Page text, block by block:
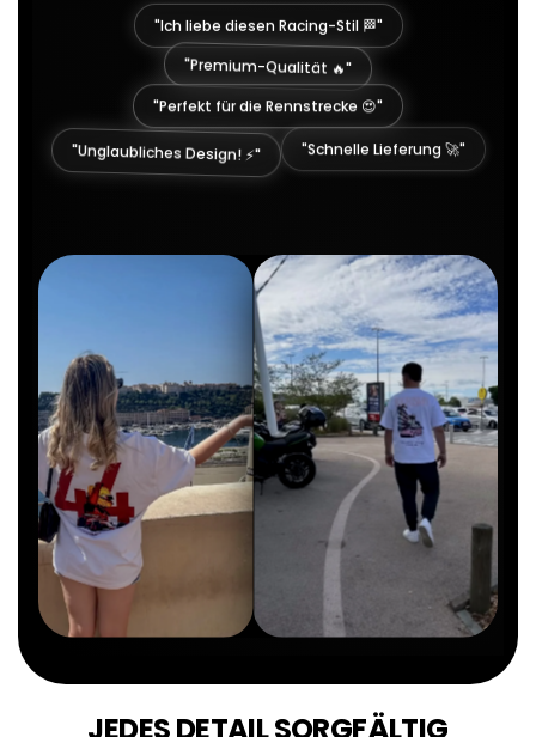
"Ich liebe diesen Racing-Stil 🏁"
"Premium-Qualität 🔥"
"Perfekt für die Rennstrecke 😍"
"Unglaubliches Design! ⚡" "Schnelle Lieferung 🚀"